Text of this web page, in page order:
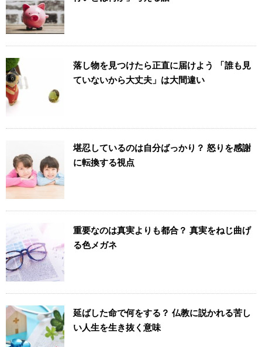
落し物を見つけたら正直に届けよう 「誰も見
ていないから大丈夫」は大間違い
堪忍しているのは自分ばっかり？ 怒りを感謝
に転換する視点
重要なのは真実よりも都合？ 真実をねじ曲げ
る色メガネ
延ばした命で何をする？ 仏教に説かれる苦し
い人生を生き抜く意味